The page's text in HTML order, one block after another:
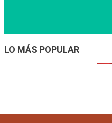
LO MÁS POPULAR